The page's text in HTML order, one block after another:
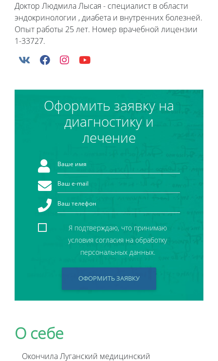
Доктор Людмила Лысая - специалист в области
эндокринологии , диабета и внутренних болезней.
Опыт работы 25 лет. Номер врачебной лицензии
1-33727.
Оформить заявку на
диагностику и
лечение
Я подтверждаю, что принимаю
условия согласия на обработку
персональных данных.
ОФОРМИТЬ ЗАЯВКУ
О себе
Окончила Луганский медицинский